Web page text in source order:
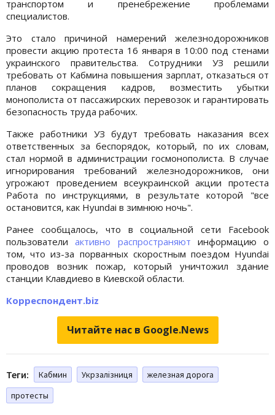
транспортом и пренебрежение проблемами
специалистов.
Это стало причиной намерений железнодорожников
провести акцию протеста 16 января в 10:00 под стенами
украинского правительства. Сотрудники УЗ решили
требовать от Кабмина повышения зарплат, отказаться от
планов сокращения кадров, возместить убытки
монополиста от пассажирских перевозок и гарантировать
безопасность труда рабочих.
Также работники УЗ будут требовать наказания всех
ответственных за беспорядок, который, по их словам,
стал нормой в администрации госмонополиста. В случае
игнорирования требований железнодорожников, они
угрожают проведением всеукраинской акции протеста
Работа по инструкциями, в результате которой "все
остановится, как Hyundai в зимнюю ночь".
Ранее сообщалось, что в социальной сети Facebook
пользователиактивно распространяют информацию о
том, что из-за порванных скоростным поездом Hyundai
проводов возник пожар, который уничтожил здание
станции Клавдиево в Киевской области.
Корреспондент.biz
Читайте нас в Google.News
Теги: Кабмин Укрзалізниця
железная дорога
протесты